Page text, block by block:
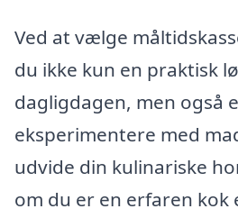
Ved at vælge
du ikke kun en praktisk
dagligdagen, men også
eksperimentere med
udvide din kulinariske
om du er en erfaren kok